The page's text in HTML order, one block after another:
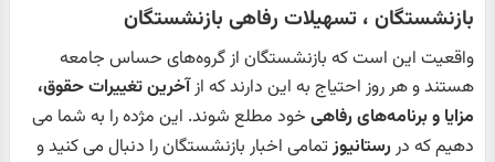
بازنشستگان ، تسهیلات رفاهی بازنشستگان
واقعیت این است که بازنشستگان از گروه‌های حساس جامعه
هستند و هر روز احتیاج به این دارند که ازآخرین تغییرات حقوق،
مزایا و برنامه‌های رفاهی خود مطلع شوند. این مژده را به شما می
دهیم که دررستانیوزتمامی اخبار بازنشستگان را دنبال می کنید و